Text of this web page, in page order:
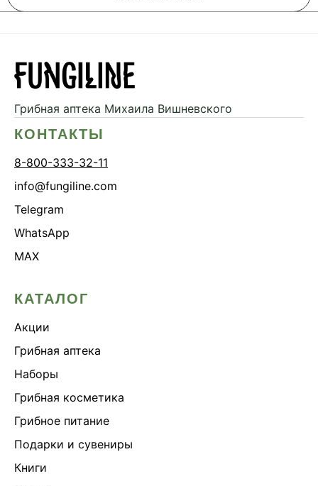
Грибная аптека Михаила Вишневского
КОНТАКТЫ
8-800-333-32-11
info@fungiline.com
Telegram
WhatsApp
MAX
КАТАЛОГ
Акции
Грибная аптека
Наборы
Грибная косметика
Грибное питание
Подарки и сувениры
Книги